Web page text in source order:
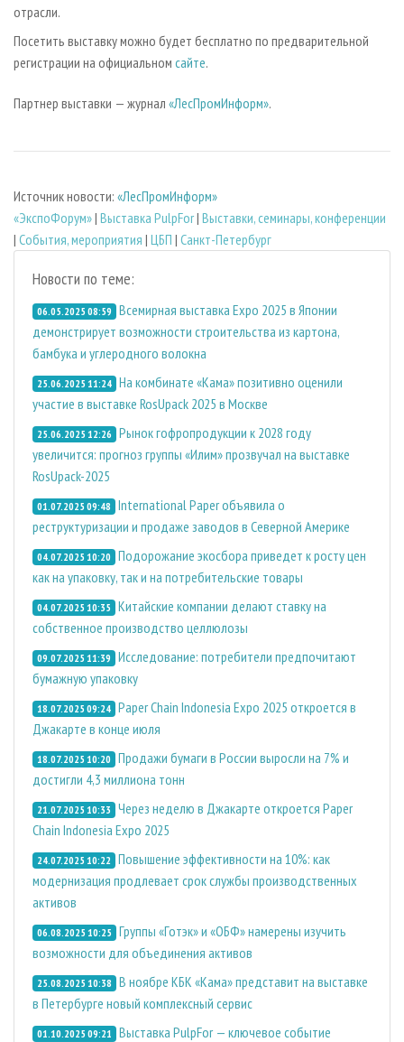
отрасли.
Посетить выставку можно будет бесплатно по предварительной
регистрации на официальном сайте.
Партнер выставки — журнал «ЛесПромИнформ».
Источник новости: «ЛесПромИнформ»
«ЭкспоФорум»| Выставка PulpFor| Выставки, семинары, конференции
| События, мероприятия | ЦБП | Санкт-Петербург
Новости по теме:
06.05.2025 08:59 Всемирная выставка Expo 2025 в Японии
демонстрирует возможности строительства из картона,
бамбука и углеродного волокна
25.06.2025 11:24 На комбинате «Кама» позитивно оценили
участие в выставке RosUpack 2025 в Москве
25.06.2025 12:26 Рынок гофропродукции к 2028 году
увеличится: прогноз группы «Илим» прозвучал на выставке
RosUpack-2025
01.07.2025 09:48 International Paper объявила о
реструктуризации и продаже заводов в Северной Америке
04.07.2025 10:20 Подорожание экосбора приведет к росту цен
как на упаковку, так и на потребительские товары
04.07.2025 10:35 Китайские компании делают ставку на
собственное производство целлюлозы
09.07.2025 11:39 Исследование: потребители предпочитают
бумажную упаковку
18.07.2025 09:24 Paper Chain Indonesia Expo 2025 откроется в
Джакарте в конце июля
18.07.2025 10:20 Продажи бумаги в России выросли на 7% и
достигли 4,3 миллиона тонн
21.07.2025 10:33 Через неделю в Джакарте откроется Paper
Chain Indonesia Expo 2025
24.07.2025 10:22 Повышение эффективности на 10%: как
модернизация продлевает срок службы производственных
активов
06.08.2025 10:25 Группы «Готэк» и «ОБФ» намерены изучить
возможности для объединения активов
25.08.2025 10:38 В ноябре КБК «Кама» представит на выставке
в Петербурге новый комплексный сервис
01.10.2025 09:21 Выставка PulpFor — ключевое событие